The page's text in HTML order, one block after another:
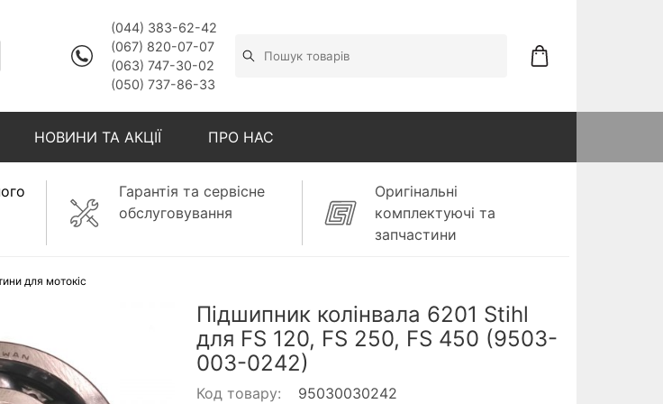
(044) 383-62-42
(067) 820-07-07
(063) 747-30-02
(050) 737-86-33
НОВИНИ ТА АКЦІЇ ПРО НАС
Гарантія та сервісне
обслуговування
Оригінальні
комплектуючі та
запчастини
для мотокіс
Підшипник колінвала 6201 Stihl
для FS 120, FS 250, FS 450 (9503-
003-0242)
Код товару: 95030030242